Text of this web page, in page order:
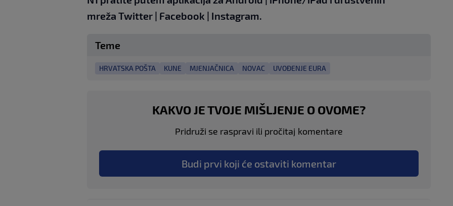
mreža Twitter | Facebook | Instagram.
Teme
HRVATSKA POŠTA KUNE MJENJAČNICA NOVAC UVOĐENJE EURA
KAKVO JE TVOJE MIŠLJENJE O OVOME?
Pridruži se raspravi ili pročitaj komentare
Budi prvi koji će ostaviti komentar